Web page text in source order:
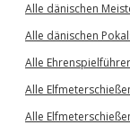
Alle dänischen
Alle dänischen
Alle
Alle
Alle